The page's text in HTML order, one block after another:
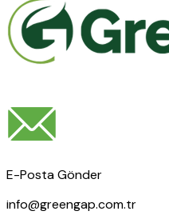
E-Posta Gönder
info@greengap.com.tr